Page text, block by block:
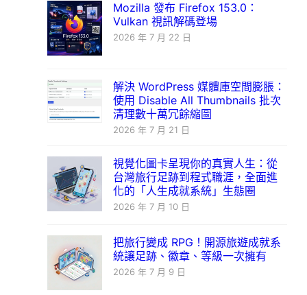
Mozilla 發布 Firefox 153.0：
Vulkan 視訊解碼登場
2026 年 7 月 22 日
解決 WordPress 媒體庫空間膨脹：
使用 Disable All Thumbnails 批次
清理數十萬冗餘縮圖
2026 年 7 月 21 日
視覺化圖卡呈現你的真實人生：從
台灣旅行足跡到程式職涯，全面進
化的「人生成就系統」生態圈
2026 年 7 月 10 日
把旅行變成 RPG！開源旅遊成就系
統讓足跡、徽章、等級一次擁有
2026 年 7 月 9 日